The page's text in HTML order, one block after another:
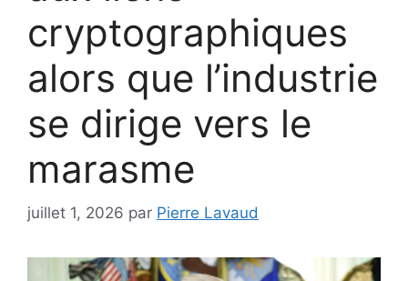
cryptographiques
alors que l’industrie
se dirige vers le
marasme
juillet 1, 2026 par Pierre Lavaud